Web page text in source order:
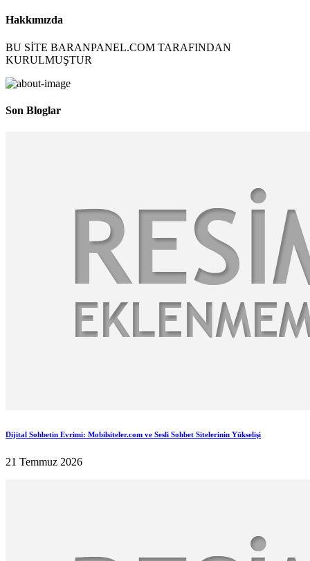
Hakkımızda
BU SİTE BARANPANEL.COM TARAFINDAN
KURULMUŞTUR
Son Bloglar
Dijital Sohbetin Evrimi: Mobilsiteler.com ve Sesli Sohbet Sitelerinin Yükselişi
21 Temmuz 2026